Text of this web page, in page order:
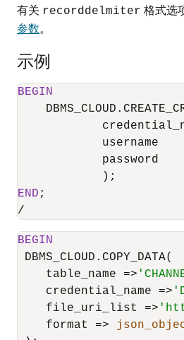
有关 recorddelmiter 格式选
参数。
示例
BEGIN
END
/
BEGIN
DBMS_CLOUD.COPY_DATA(
    table_name
=>
    credential_name
=>
    file_uri_list
=>
    format
=>